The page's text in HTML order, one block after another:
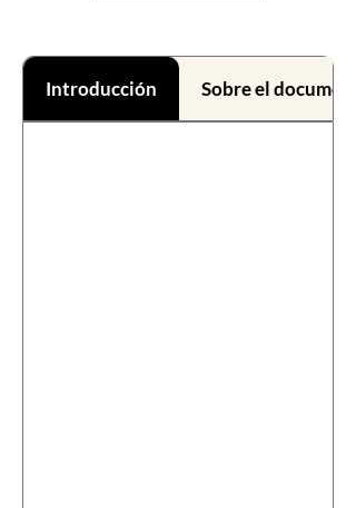
Introducción Sobre el